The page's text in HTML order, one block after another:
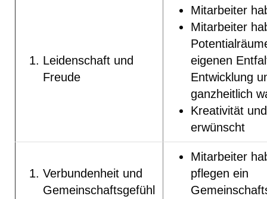
Leidenschaft und
Freude
Mitarbeiter
Mitarbeiter
eigenen
Entwicklung
ganzheitlich
Kreativität
erwünscht
Verbundenheit und
Gemeinschaftsgefühl
Mitarbeiter
pflegen ein